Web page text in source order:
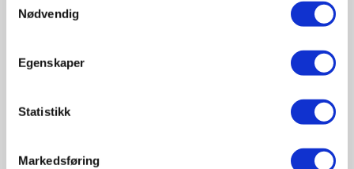
Nødvendig
Egenskaper
Statistikk
Markedsføring
Tungbil etterutdanning
19